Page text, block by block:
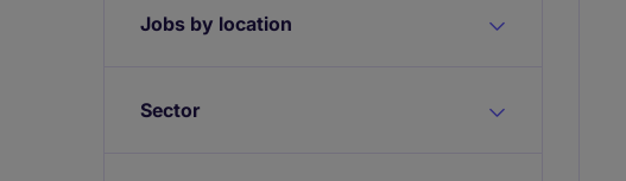
Jobs by location
Sector